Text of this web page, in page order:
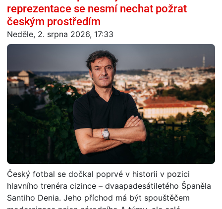
reprezentace se nesmí nechat požrat
českým prostředím
Neděle, 2. srpna 2026, 17:33
Český fotbal se dočkal poprvé v historii v pozici
hlavního trenéra cizince – dvaapadesátiletého Španěla
Santiho Denia. Jeho příchod má být spouštěčem